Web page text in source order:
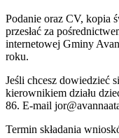
Podanie oraz CV, kopia
przesłać za
internetowej Gminy
roku.
Jeśli chcesz dowiedzieć
kierownikiem działu
86. E-mail
Termin składania